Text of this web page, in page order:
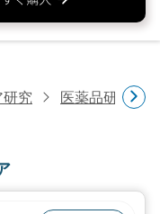
究 医薬品研究